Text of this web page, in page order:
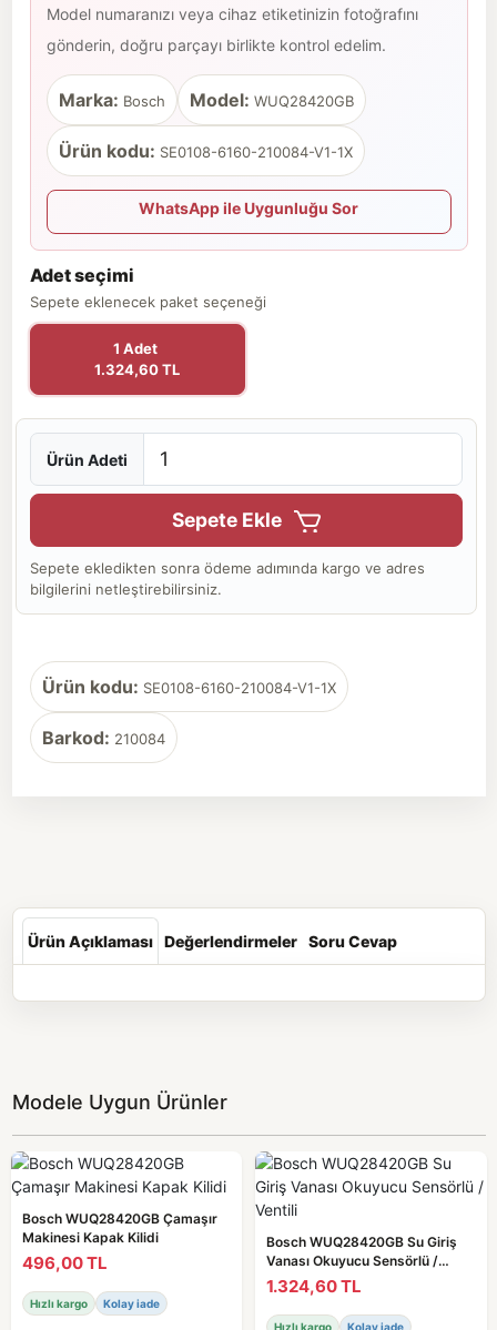
Model numaranızı veya cihaz etiketinizin fotoğrafını
gönderin, doğru parçayı birlikte kontrol edelim.
Marka: Bosch Model: WUQ28420GB
Ürün kodu: SE0108-6160-210084-V1-1X
WhatsApp ile Uygunluğu Sor
Adet seçimi
Sepete eklenecek paket seçeneği
1 Adet
1.324,60 TL
Ürün Adeti
Sepete Ekle
Sepete ekledikten sonra ödeme adımında kargo ve adres
bilgilerini netleştirebilirsiniz.
Ürün kodu: SE0108-6160-210084-V1-1X
Barkod: 210084
Ürün Açıklaması Değerlendirmeler Soru Cevap
Modele Uygun Ürünler
Bosch WUQ28420GB Çamaşır
Makinesi Kapak Kilidi
496,00 TL
Hızlı kargo Kolay iade
Bosch WUQ28420GB Su Giriş
Vanası Okuyucu Sensörlü /
Ventili
1.324,60 TL
Hızlı kargo Kolay iade